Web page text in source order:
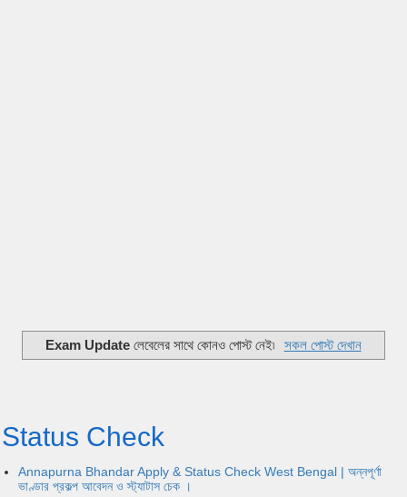
Exam Update লেবেলের সাথে কোনও পোস্ট নেই৷ সকল পোস্ট দেখান
Status Check
Annapurna Bhandar Apply & Status Check West Bengal | অন্নপূর্ণা
ভাণ্ডার প্রকল্প আবেদন ও স্ট্যাটাস চেক ।